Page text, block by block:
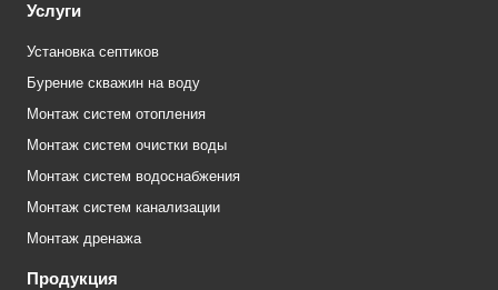
Услуги
Установка септиков
Бурение скважин на воду
Монтаж систем отопления
Монтаж систем очистки воды
Монтаж систем водоснабжения
Монтаж систем канализации
Монтаж дренажа
Продукция